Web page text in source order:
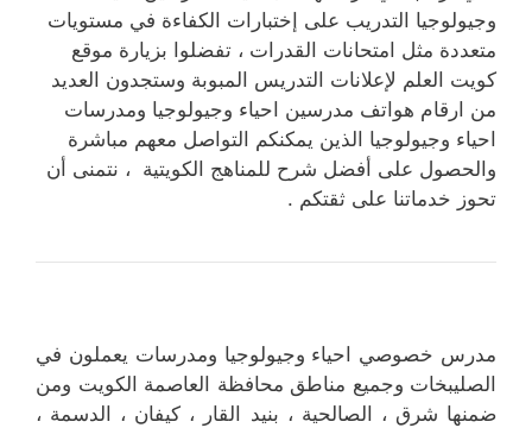
وجيولوجيا التدريب على إختبارات الكفاءة في مستويات
متعددة مثل امتحانات القدرات ، تفضلوا بزيارة موقع
كويت العلم لإعلانات التدريس المبوبة وستجدون العديد
من ارقام هواتف مدرسين احياء وجيولوجيا ومدرسات
احياء وجيولوجيا الذين يمكنكم التواصل معهم مباشرة
والحصول على أفضل شرح للمناهج الكويتية ، نتمنى أن
تحوز خدماتنا على ثقتكم .
مدرس خصوصي احياء وجيولوجيا ومدرسات يعملون في
الصليبخات وجميع مناطق محافظة العاصمة الكويت ومن
ضمنها شرق ، الصالحية ، بنيد القار ، كيفان ، الدسمة ،